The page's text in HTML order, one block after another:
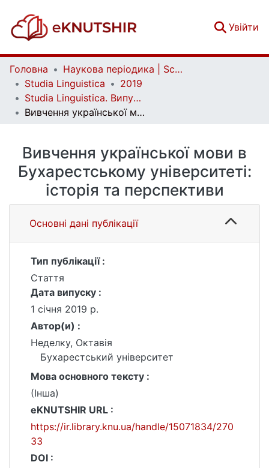
Увійти
Головна
Наукова періодика | Scientific periodicals
Studia Linguistica
2019
Studia Linguistica. Випуск 14
Вивчення української мови в Бухарестському університеті: історія та перспективи
Вивчення української мови в
Бухарестському університеті:
історія та перспективи
Основні дані публікації
Тип публікації :
Стаття
Дата випуску :
1 січня 2019 р.
Автор(и) :
Неделку, Октавія
Бухарестський університет
Мова основного тексту :
(Інша)
eKNUTSHIR URL :
https://ir.library.knu.ua/handle/15071834/270
33
DOI :